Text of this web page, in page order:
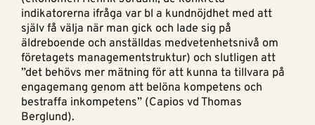
indikatorerna ifråga var bl a kundnöjdhet med att
själv få välja när man gick och lade sig på
äldreboende och anställdas medvetenhetsnivå om
företagets managementstruktur) och slutligen att
”det behövs mer mätning för att kunna ta tillvara på
engagemang genom att belöna kompetens och
bestraffa inkompetens” (Capios vd Thomas
Berglund).